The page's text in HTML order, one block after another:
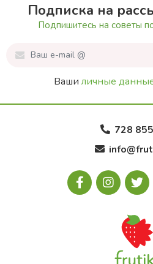
Подписка на
Подпишитесь на советы
Ваши личные
728